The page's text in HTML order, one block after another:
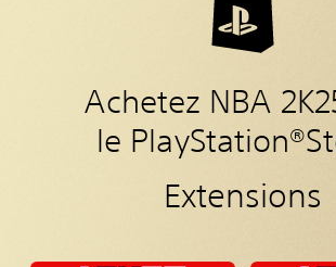
Achetez NBA
le
Extensions